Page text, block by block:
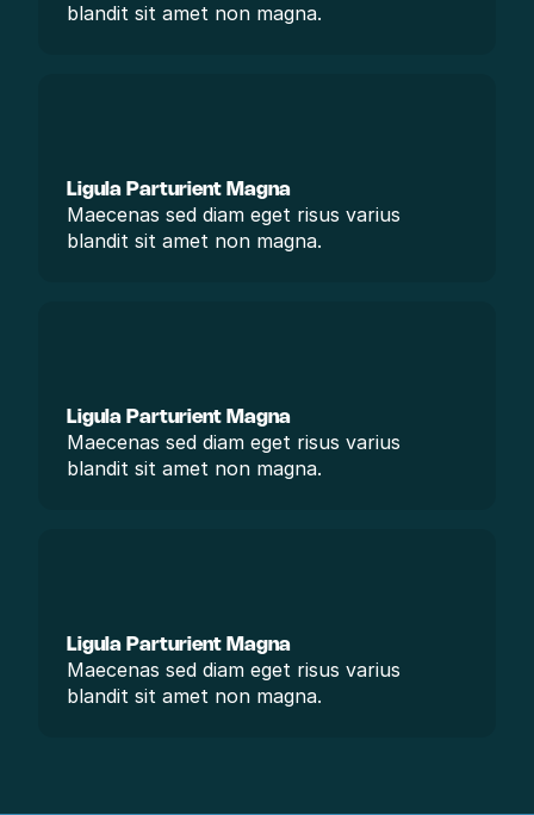
blandit sit amet non magna.
Ligula Parturient Magna
Maecenas sed diam eget risus varius
blandit sit amet non magna.
Ligula Parturient Magna
Maecenas sed diam eget risus varius
blandit sit amet non magna.
Ligula Parturient Magna
Maecenas sed diam eget risus varius
blandit sit amet non magna.